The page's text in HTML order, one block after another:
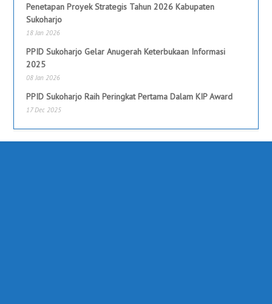
Penetapan Proyek Strategis Tahun 2026 Kabupaten
Sukoharjo
18 Jan 2026
PPID Sukoharjo Gelar Anugerah Keterbukaan Informasi
2025
08 Jan 2026
PPID Sukoharjo Raih Peringkat Pertama Dalam KIP Award
17 Dec 2025